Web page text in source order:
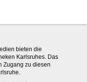
bieten die
Karlsruhes. Das
Zugang zu diesen